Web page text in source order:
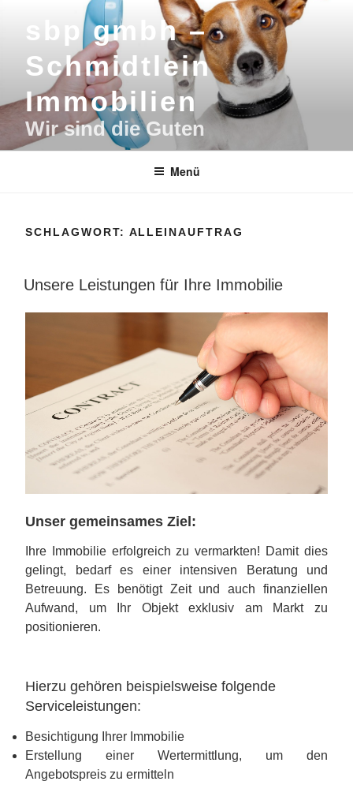
sbp gmbh –
Schmidtlein
Immobilien
Wir sind die Guten
Menü
SCHLAGWORT: ALLEINAUFTRAG
Unsere Leistungen für Ihre Immobilie
Unser gemeinsames Ziel:
Ihre Immobilie erfolgreich zu vermarkten! Damit dies
gelingt, bedarf es einer intensiven Beratung und
Betreuung. Es benötigt Zeit und auch finanziellen
Aufwand, um Ihr Objekt exklusiv am Markt zu
positionieren.
Hierzu gehören beispielsweise folgende
Serviceleistungen:
Besichtigung Ihrer Immobilie
Erstellung einer Wertermittlung, um den
Angebotspreis zu ermitteln